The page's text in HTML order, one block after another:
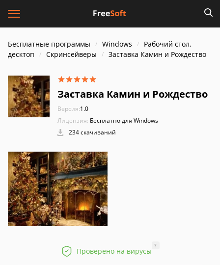
Бесплатные программы Windows
Рабочий стол,
десктоп
Скринсейверы Заставка Камин и Рождество
Заставка Камин и Рождество
Версия:1.0
Лицензия: Бесплатно для Windows
234 скачиваний
Проверено на вирусы
?